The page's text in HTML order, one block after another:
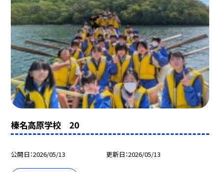
榛名高原学校 20
公開日 2026/05/13 更新日 2026/05/13